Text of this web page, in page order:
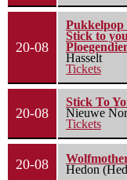
20-08
Pukkelpop
Stick to
Hasselt
Tickets
20-08
Stick To
Nieuwe
Tickets
20-08
Hedon